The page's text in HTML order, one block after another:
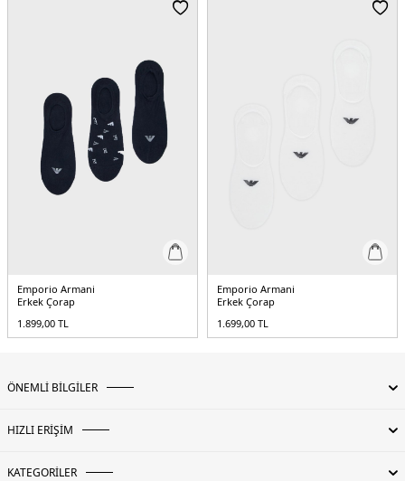
Emporio Armani
Erkek Çorap
1.899,00 TL
Emporio Armani
Erkek Çorap
1.699,00 TL
ÖNEMLİ BİLGİLER
HIZLI ERİŞİM
KATEGORİLER